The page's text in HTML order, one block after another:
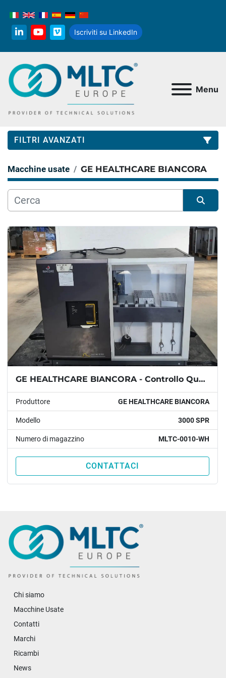
linkedinyoutube
vimeo
Iscriviti su LinkedIn
Menu
FILTRI AVANZATI
Categoria
Produttore
Modello
Condizione
Anno
APPLICARE CANCELLA
Macchine usate GE HEALTHCARE BIANCORA
GE HEALTHCARE BIANCORA - Controllo Qualità - 3000 SPR
Produttore GE HEALTHCARE BIANCORA
Modello 3000 SPR
Numero di magazzino MLTC-0010-WH
CONTATTACI
Ricambi
News
Chi siamo
Marchi
Macchine Usate
Contatti